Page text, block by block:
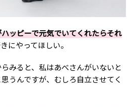
ッピーで元気でいてくれたらそれ
にやってほしい。
みると、私はあべさんがいないと
うんですが、むしろ自立させてく